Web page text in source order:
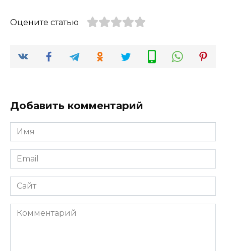
Оцените статью
Добавить комментарий
Имя
*
Email
*
Сайт
Комментарий